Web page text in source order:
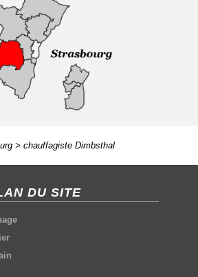
> chauffagiste Dimbsthal
DU SITE